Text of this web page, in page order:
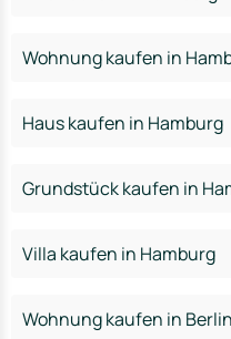
Wohnung kaufen in
Haus kaufen in Hamburg
Grundstück kaufen in
Villa kaufen in Hamburg
Wohnung kaufen in Berlin